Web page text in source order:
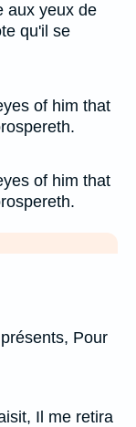
aux yeux de
qu'il se
of him that
of him that
Pour
Il me retira